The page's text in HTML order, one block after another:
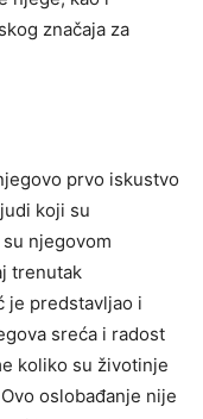
značaja za
prvo iskustvo
koji su
njegovom
trenutak
je predstavljao i
sreća i radost
koliko su životinje
oslobađanje nije